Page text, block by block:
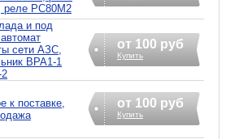
реле РС80М2
и под
сети АЗС,
ВРА1-1
от 100 руб
Купить
к поставке,
от 100 руб
Купить